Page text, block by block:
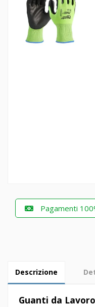
Pagamenti
Descrizione
Guanti da